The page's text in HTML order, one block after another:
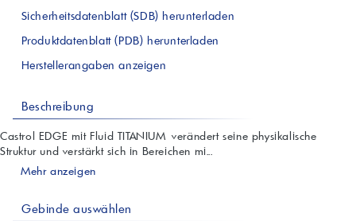
Sicherheitsdatenblatt (SDB) herunterladen
Produktdatenblatt (PDB) herunterladen
Herstellerangaben anzeigen
Beschreibung
Castrol EDGE mit Fluid TITANIUM verändert seine physikalische
Struktur und verstärkt sich in Bereichen mi...
Mehr anzeigen
Gebinde auswählen